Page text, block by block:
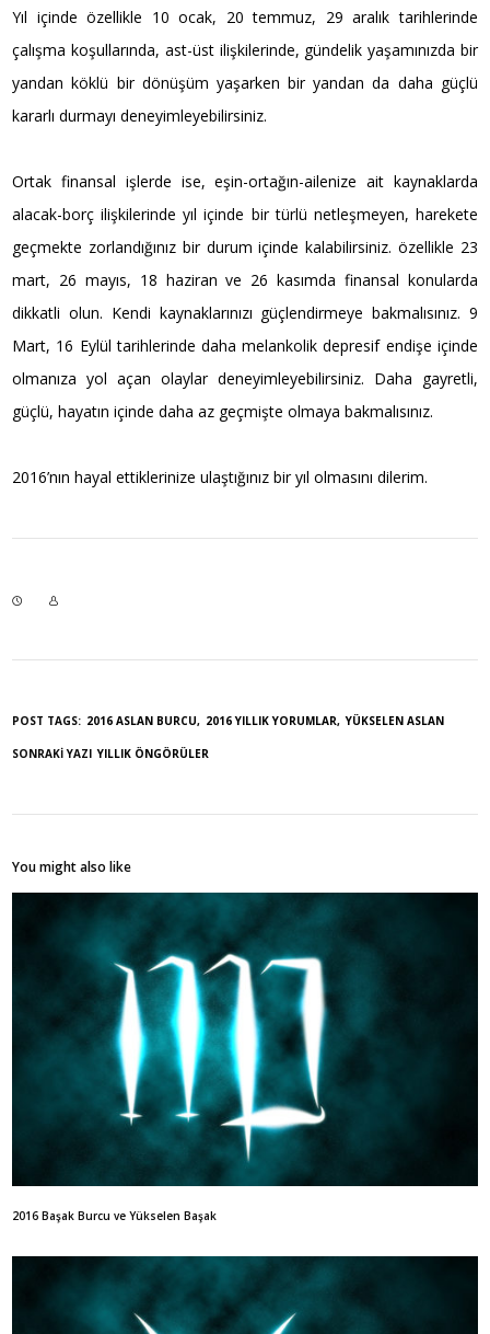
Yıl içinde özellikle 10 ocak, 20 temmuz, 29 aralık tarihlerinde
çalışma koşullarında, ast-üst ilişkilerinde, gündelik yaşamınızda bir
yandan köklü bir dönüşüm yaşarken bir yandan da daha güçlü
kararlı durmayı deneyimleyebilirsiniz.
Ortak finansal işlerde ise, eşin-ortağın-ailenize ait kaynaklarda
alacak-borç ilişkilerinde yıl içinde bir türlü netleşmeyen, harekete
geçmekte zorlandığınız bir durum içinde kalabilirsiniz. özellikle 23
mart, 26 mayıs, 18 haziran ve 26 kasımda finansal konularda
dikkatli olun. Kendi kaynaklarınızı güçlendirmeye bakmalısınız. 9
Mart, 16 Eylül tarihlerinde daha melankolik depresif endişe içinde
olmanıza yol açan olaylar deneyimleyebilirsiniz. Daha gayretli,
güçlü, hayatın içinde daha az geçmişte olmaya bakmalısınız.
2016’nın hayal ettiklerinize ulaştığınız bir yıl olmasını dilerim.
POST TAGS: 2016 ASLAN BURCU 2016 YILLIK YORUMLAR YÜKSELEN ASLAN
SONRAKI YAZI YILLIK ÖNGÖRÜLER
You might also like
2016 Başak Burcu ve Yükselen Başak